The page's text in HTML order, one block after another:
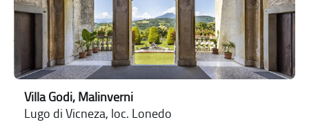
Villa Godi, Malinverni
Lugo di Vicneza, loc. Lonedo